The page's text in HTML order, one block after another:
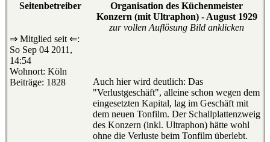
Seitenbetreiber
⇒ Mitglied seit ⇐:
So Sep 04 2011,
14:54
Wohnort: Köln
Beiträge: 1828
Organisation des Küchenmeister
Konzern (mit Ultraphon) - August 1929
zur vollen Auflösung Bild anklicken
Auch hier wird deutlich: Das
"Verlustgeschäft", alleine schon wegen dem
eingesetzten Kapital, lag im Geschäft mit
dem neuen Tonfilm. Der Schallplattenzweig
des Konzern (inkl. Ultraphon) hätte wohl
ohne die Verluste beim Tonfilm überlebt.